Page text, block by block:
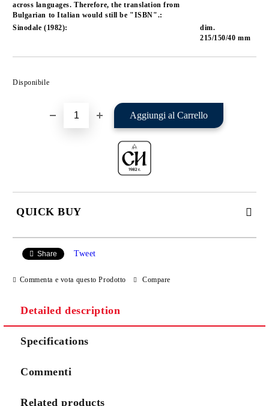
across languages. Therefore, the translation from
Bulgarian to Italian would still be "ISBN".:
Sinodale (1982):
dim.
215/150/40 mm
Disponibile
QUICK BUY
I agree to Privacy Policy
We will contact you to finalize the order
Share Tweet
Commenta e vota questo Prodotto Compare
Detailed description
Specifications
Commenti
Related products